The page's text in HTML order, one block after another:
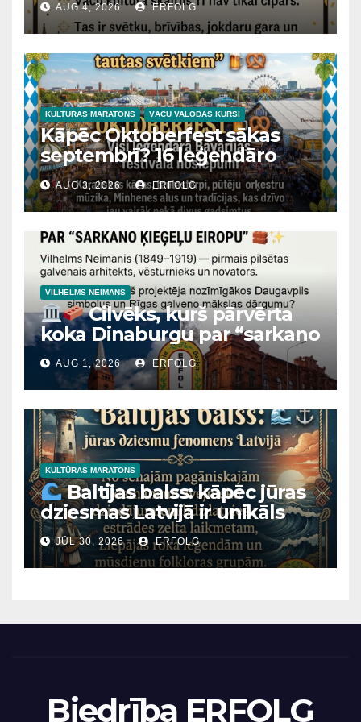
skaitlis kultūrā?
AUG 4, 2026 ERFOLG
KULTŪRAS MARATONS VĀCU VALODAS KURSI
Kāpēc Oktoberfest sākas
septembrī? 16 leģendāro
Bavārijas svētku noslēpumi
AUG 3, 2026 ERFOLG
VILHELMS NEIMANS
Cilvēks, kurš pārvērta
koka Dinaburgu par “sarkano
ķieģeļu Eiropu”
Vai zinājāt, ka leģendārajai
Kalkūnes pilij, majestātiskajai
Mārtiņa Lutera baznīcai
Daugavpilī un Latvijas
Nacionālā mākslas muzeja
ēkai Rīgā ir viens un tas pats
“arhitektoniskais tēvs”?
AUG 1, 2026 ERFOLG
KULTŪRAS MARATONS
Baltijas balss: kāpēc jūras
dziesmas Latvijā ir unikāls
fenomens?
JŪL 30, 2026 ERFOLG
Biedrība ERFOLG